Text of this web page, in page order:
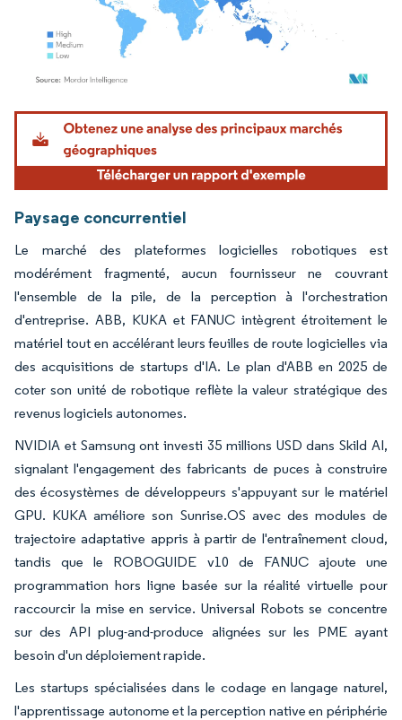
Image © Mordor Intelligence. La réutilisation nécessite une attribution sous CC BY
Paysage concurrentiel
Le marché des plateformes logicielles robotiques est
modérément fragmenté, aucun fournisseur ne couvrant
l'ensemble de la pile, de la perception à l'orchestration
d'entreprise. ABB, KUKA et FANUC intègrent étroitement le
matériel tout en accélérant leurs feuilles de route logicielles via
des acquisitions de startups d'IA. Le plan d'ABB en 2025 de
coter son unité de robotique reflète la valeur stratégique des
revenus logiciels autonomes.
NVIDIA et Samsung ont investi 35 millions USD dans Skild AI,
signalant l'engagement des fabricants de puces à construire
des écosystèmes de développeurs s'appuyant sur le matériel
GPU. KUKA améliore son Sunrise.OS avec des modules de
trajectoire adaptative appris à partir de l'entraînement cloud,
tandis que le ROBOGUIDE v10 de FANUC ajoute une
programmation hors ligne basée sur la réalité virtuelle pour
raccourcir la mise en service. Universal Robots se concentre
sur des API plug-and-produce alignées sur les PME ayant
besoin d'un déploiement rapide.
Les startups spécialisées dans le codage en langage naturel,
l'apprentissage autonome et la perception native en périphérie